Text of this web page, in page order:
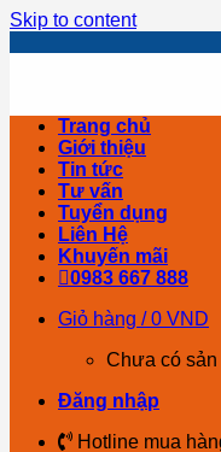
Skip to content
Trang chủ
Giới thiệu
Tin tức
Tư vấn
Tuyển dụng
Liên Hệ
Khuyến mãi
0983 667 888
Giỏ hàng /0 VND
Chưa có sản
Đăng nhập
Hotline mua